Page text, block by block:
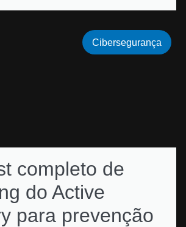
completo de
do Active
para prevenção
Cibersegurança